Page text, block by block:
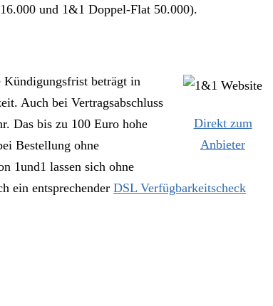
und 1&1 Doppel-Flat 50.000).
Direkt zum
Anbieter
Kündigungsfrist beträgt in
Auch bei Vertragsabschluss
Das bis zu 100 Euro hohe
Bestellung ohne
1und1 lassen sich ohne
ein entsprechender DSL Verfügbarkeitscheck